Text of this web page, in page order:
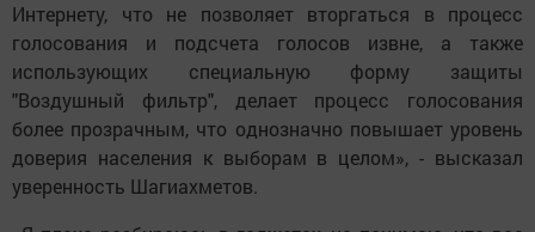
Интернету, что не позволяет вторгаться в процесс
голосования и подсчета голосов извне, а также
использующих специальную форму защиты
"Воздушный фильтр", делает процесс голосования
более прозрачным, что однозначно повышает уровень
доверия населения к выборам в целом», - высказал
уверенность Шагиахметов.